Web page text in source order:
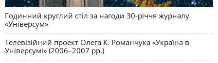
Годинний круглий стіл за нагоди 30-річчя журналу
«Універсум»
Телевізійний проект Олега К. Романчука «Україна в
Універсумі» (2006–2007 рр.)